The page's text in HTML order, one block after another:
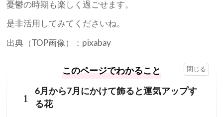
憂鬱の時期も楽しく過ごせます。
是非活用してみてくださいね。
出典（TOP画像）：pixabay
このページでわかること
1
6月から7月にかけて飾ると運気アップす
る花